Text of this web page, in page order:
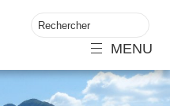
MENU